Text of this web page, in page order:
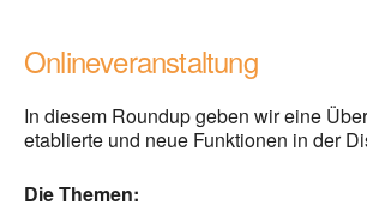
Onlineveranstaltung
In diesem Roundup geben wir eine
etablierte und neue Funktionen in der
Die Themen: